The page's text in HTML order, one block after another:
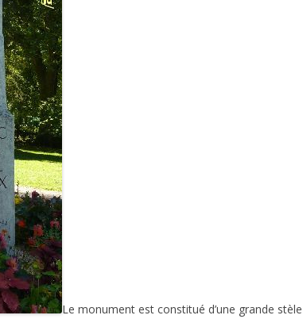
Le monument est constitué d’une grande stèle